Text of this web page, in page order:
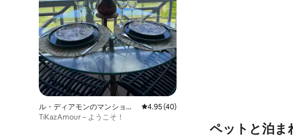
ル・ディアモンのマンショ
ン・アパート
レビュー40件、5つ星中4.95つ星の平均評価
4.95 (40)
TiKazAmour – ようこそ！
ペットと泊ま